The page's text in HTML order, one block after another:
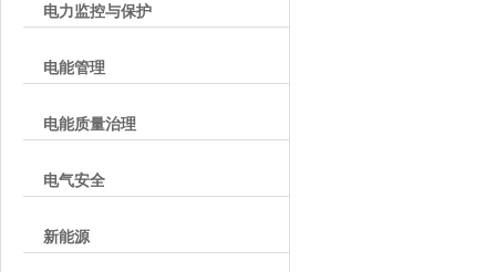
电力监控与保护
电能管理
电能质量治理
电气安全
新能源